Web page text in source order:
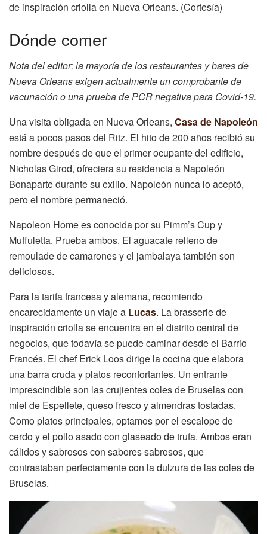
de inspiración criolla en Nueva Orleans. (Cortesía)
Dónde comer
Nota del editor: la mayoría de los restaurantes y bares de
Nueva Orleans exigen actualmente un comprobante de
vacunación o una prueba de PCR negativa para Covid-19.
Una visita obligada en Nueva Orleans, Casa de Napoleón
está a pocos pasos del Ritz. El hito de 200 años recibió su
nombre después de que el primer ocupante del edificio,
Nicholas Girod, ofreciera su residencia a Napoleón
Bonaparte durante su exilio. Napoleón nunca lo aceptó,
pero el nombre permaneció.
Napoleon Home es conocida por su Pimm’s Cup y
Muffuletta. Prueba ambos. El aguacate relleno de
remoulade de camarones y el jambalaya también son
deliciosos.
Para la tarifa francesa y alemana, recomiendo
encarecidamente un viaje a Lucas. La brasserie de
inspiración criolla se encuentra en el distrito central de
negocios, que todavía se puede caminar desde el Barrio
Francés. El chef Erick Loos dirige la cocina que elabora
una barra cruda y platos reconfortantes. Un entrante
imprescindible son las crujientes coles de Bruselas con
miel de Espellete, queso fresco y almendras tostadas.
Como platos principales, optamos por el escalope de
cerdo y el pollo asado con glaseado de trufa. Ambos eran
cálidos y sabrosos con sabores sabrosos, que
contrastaban perfectamente con la dulzura de las coles de
Bruselas.